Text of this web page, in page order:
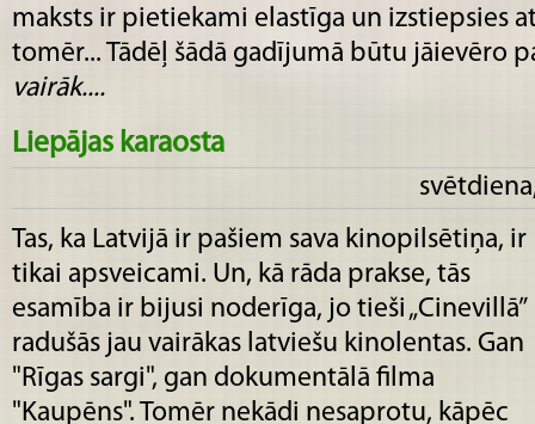
maksts ir pietiekami elastīga un izstiepsies
tomēr... Tādēļ šādā gadījumā būtu jāievēro
vairāk....
Liepājas karaosta
Tas, ka Latvijā ir pašiem sava kinopilsētiņa, ir
tikai apsveicami. Un, kā rāda prakse, tās
esamība ir bijusi noderīga, jo tieši „Cinevillā”
radušās jau vairākas latviešu kinolentas. Gan
"Rīgas sargi", gan dokumentālā filma
"Kaupēns". Tomēr nekādi nesaprotu, kāpēc